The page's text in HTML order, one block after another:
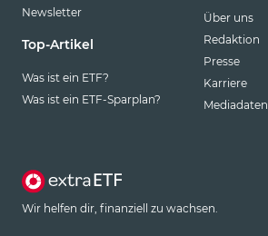
Newsletter
Top-Artikel
Was ist ein ETF?
Was ist ein ETF-Sparplan?
Über uns
Redaktion
Presse
Karriere
Mediadaten
Wir helfen dir, finanziell zu wachsen.